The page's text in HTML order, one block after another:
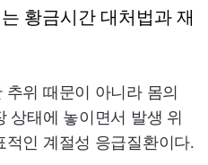
황금시간 대처법과 재
위 때문이 아니라 몸의
상태에 놓이면서 발생 위
인 계절성 응급질환이다.